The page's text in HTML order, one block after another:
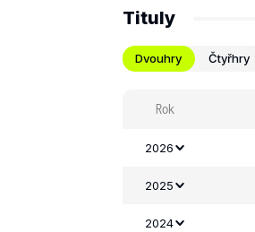
Tituly
Dvouhry Čtyřhry
Rok
2026
2025
2024